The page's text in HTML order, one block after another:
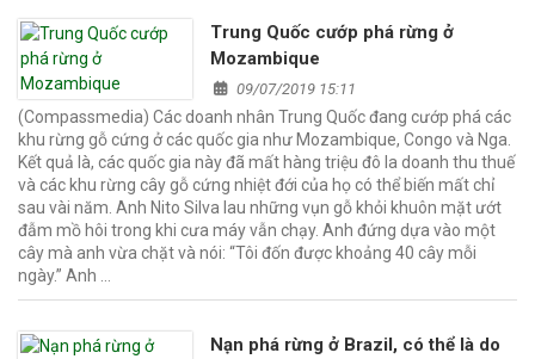
Trung Quốc cướp phá rừng ở
Mozambique
09/07/2019 15:11
(Compassmedia) Các doanh nhân Trung Quốc đang cướp phá các
khu rừng gỗ cứng ở các quốc gia như Mozambique, Congo và Nga.
Kết quả là, các quốc gia này đã mất hàng triệu đô la doanh thu thuế
và các khu rừng cây gỗ cứng nhiệt đới của họ có thể biến mất chỉ
sau vài năm. Anh Nito Silva lau những vụn gỗ khỏi khuôn mặt ướt
đẫm mồ hôi trong khi cưa máy vẫn chạy. Anh đứng dựa vào một
cây mà anh vừa chặt và nói: “Tôi đốn được khoảng 40 cây mỗi
ngày.” Anh …
Nạn phá rừng ở Brazil, có thể là do